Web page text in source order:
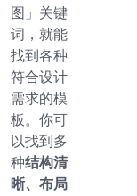
图」关键
词，就能
找到各种
符合设计
需求的模
板。你可
以找到多
种结构清
晰、布局